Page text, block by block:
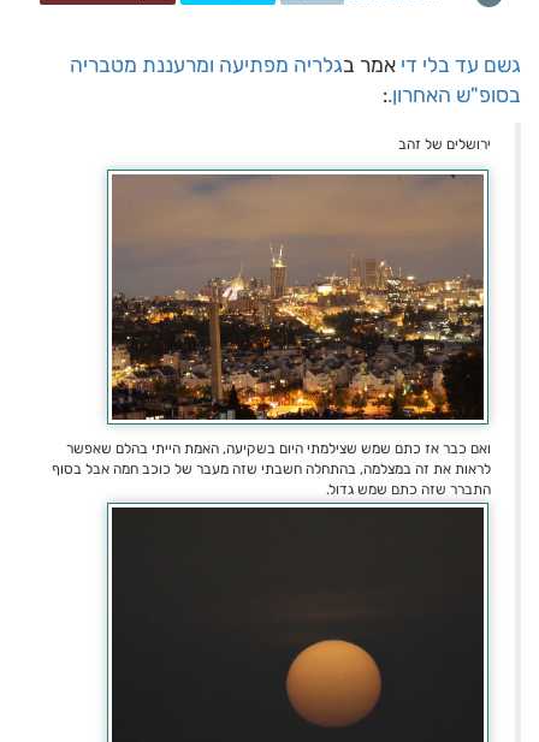
גשם עד בלי די אמר בגלריה מפתיעה ומרעננת מטבריה
בסופ"ש האחרון.:
ירושלים של זהב
ואם כבר אז כתם שמש שצילמתי היום בשקיעה, האמת הייתי בהלם שאפשר
לראות את זה במצלמה, בהתחלה חשבתי שזה מעבר של כוכב חמה אבל בסוף
התברר שזה כתם שמש גדול.